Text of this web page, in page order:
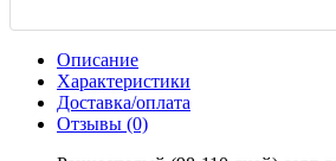
Описание
Характеристики
Доставка/оплата
Отзывы (0)